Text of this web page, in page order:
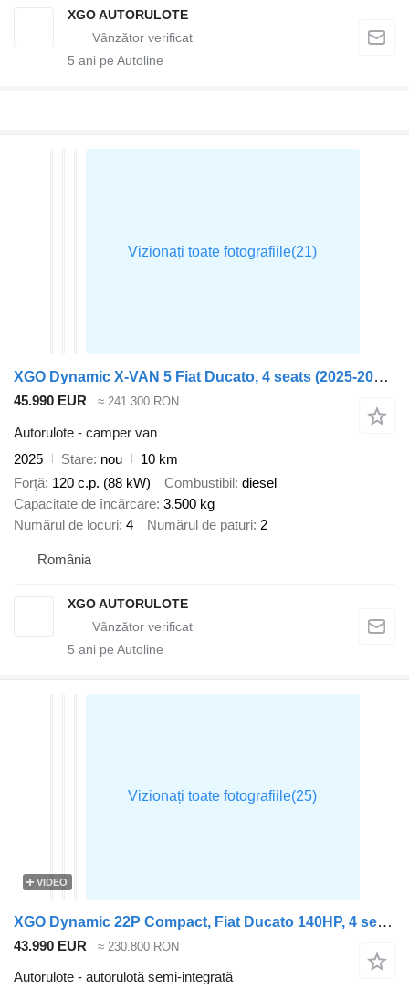
XGO AUTORULOTE
5 ani pe Autoline
XGO Dynamic X-VAN 5 Fiat Ducato, 4 seats (2025-2026 model)
45.990 EUR ≈ 241.300 RON
Autorulote - camper van
2025
Stare nou
10 km
Forţă 120 c.p. (88 kW) Combustibil diesel
Capacitate de încărcare 3.500 kg
Numărul de locuri 4 Numărul de paturi 2
România
XGO AUTORULOTE
5 ani pe Autoline
VIDEO
XGO Dynamic 22P Compact, Fiat Ducato 140HP, 4 seats (2025-2026 model)
43.990 EUR ≈ 230.800 RON
Autorulote - autorulotă semi-integrată